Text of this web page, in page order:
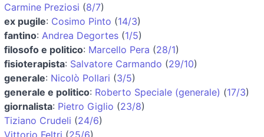
Carmine Preziosi (8/7)
ex pugile: Cosimo Pinto (14/3)
fantino: Andrea Degortes (1/5)
filosofo e politico: Marcello Pera (28/1)
fisioterapista: Salvatore Carmando (29/10)
generale: Nicolò Pollari (3/5)
generale e politico: Roberto Speciale (generale) (17/3)
giornalista: Pietro Giglio (23/8)
Tiziano Crudeli (24/6)
Vittorio Feltri (25/6)